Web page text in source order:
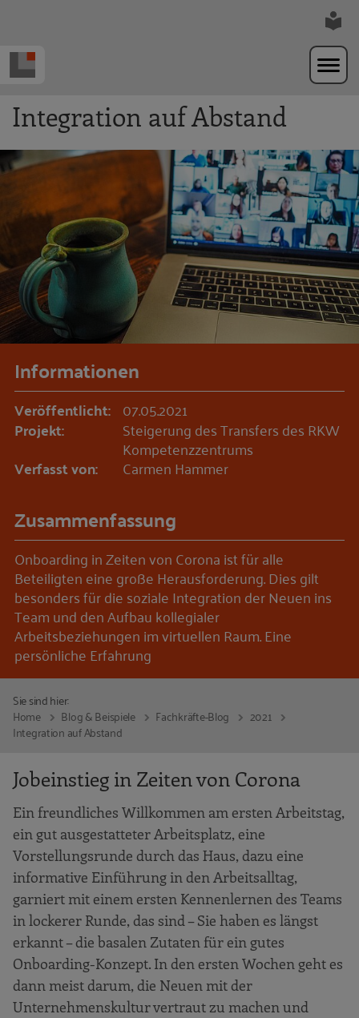
Integration auf Abstand
Informationen
Veröffentlicht: 07.05.2021
Projekt: Steigerung des Transfers des RKW
Kompetenzzentrums
Verfasst von: Carmen Hammer
Zusammenfassung
Onboarding in Zeiten von Corona ist für alle
Beteiligten eine große Herausforderung. Dies gilt
besonders für die soziale Integration der Neuen ins
Team und den Aufbau kollegialer
Arbeitsbeziehungen im virtuellen Raum. Eine
persönliche Erfahrung
Sie sind hier:
Home
Blog & Beispiele Fachkräfte-Blog
2021
Integration auf Abstand
Jobeinstieg in Zeiten von Corona
Ein freundliches Willkommen am ersten Arbeitstag,
ein gut ausgestatteter Arbeitsplatz, eine
Vorstellungsrunde durch das Haus, dazu eine
informative Einführung in den Arbeitsalltag,
garniert mit einem ersten Kennenlernen des Teams
in lockerer Runde, das sind – Sie haben es längst
erkannt – die basalen Zutaten für ein gutes
Onboarding-Konzept. In den ersten Wochen geht es
dann meist darum, die Neuen mit der
Unternehmenskultur vertraut zu machen und